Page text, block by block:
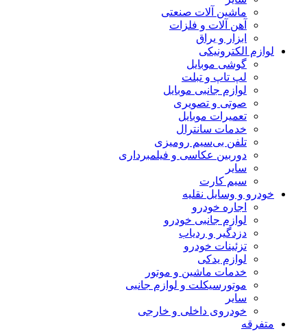
ماشین آلات صنعتی
آهن آلات و فلزات
ابزار و یراق
لوازم الکترونیکی
گوشی موبایل
لپ تاپ و تبلت
لوازم جانبی موبایل
صوتی و تصویری
تعمیرات موبایل
خدمات سانترال
تلفن بی‌سیم رومیزی
دوربین عکاسی و فیلمبرداری
سایر
سیم کارت
خودرو و وسایل نقلیه
اجاره خودرو
لوازم جانبی خودرو
دزدگیر و ردیاب
تزئینات خودرو
لوازم یدکی
خدمات ماشین و موتور
موتورسیکلت و لوازم جانبی
سایر
خودروی داخلی و خارجی
متفرقه